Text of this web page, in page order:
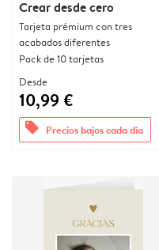
Crear desde cero
Tarjeta prémium con tres
acabados diferentes
Pack de 10 tarjetas
Desde
10,99 €
offers Precios bajos cada día